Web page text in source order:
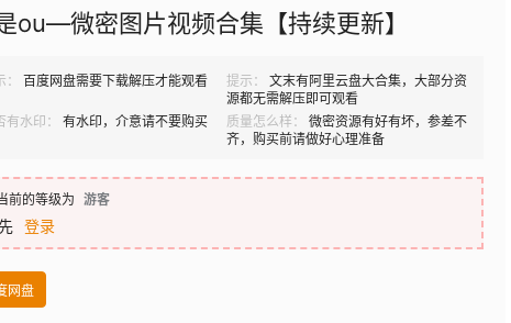
ou—微密图片视频合集【持续更新】
百度网盘需要下载解压才能观看 提示：
文末有阿里云盘大合集，大部分资
源都无需解压即可观看
有水印：
有水印，介意请不要购买 质量怎么样：
微密资源有好有坏，参差不
齐，购买前请做好心理准备
前的等级为 游客
登录
网盘